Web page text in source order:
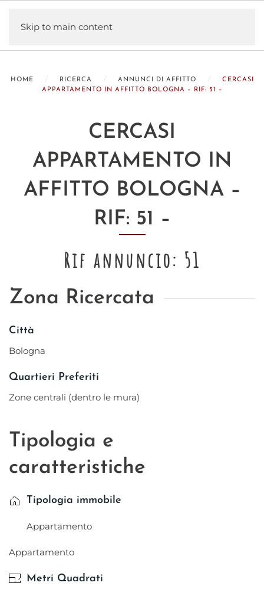
Skip to main content
HOME RICERCA ANNUNCI DI AFFITTO
CERCASI
APPARTAMENTO IN AFFITTO BOLOGNA – RIF: 51 –
CERCASI
APPARTAMENTO IN
AFFITTO BOLOGNA –
RIF: 51 –
Rif annuncio: 51
Zona Ricercata
Città
Bologna
Quartieri Preferiti
Zone centrali (dentro le mura)
Tipologia e
caratteristiche
Tipologia immobile
Appartamento
Appartamento
Metri Quadrati